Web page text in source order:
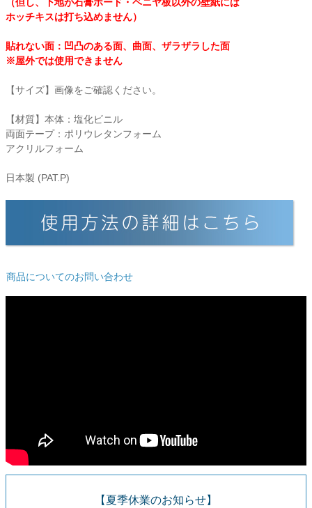
ご利用ガイド
会社概要
特定商取引法に基づく表示
個人情報の取扱
ホッチキスは打ち込めません）
貼れない面：凹凸のある面、曲面、ザラザラした面
※屋外では使用できません
【サイズ】画像をご確認ください。
【材質】本体：塩化ビニル
両面テープ：ポリウレタンフォーム
アクリルフォーム
日本製 (PAT.P)
商品についてのお問い合わせ
【夏季休業のお知らせ】